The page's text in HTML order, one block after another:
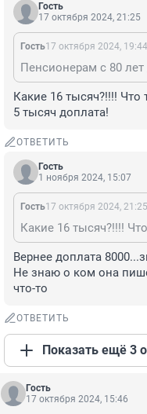
Гость
17 октября 2024, 21:25
Гость17 октября 2024, 19:44
Какие 16 тысяч?!!!!
5 тысяч доплата!
ОТВЕТИТЬ
Гость
1 ноября 2024, 15:07
Гость17 октября 2024, 21:25
Какие 16 тысяч?!!!!
Вернее доплата
Не знаю о ком она
что-то
ОТВЕТИТЬ
Показать ещё 3
Гость
17 октября 2024, 15:46